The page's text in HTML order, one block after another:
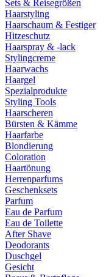
Sets & Reisegrößen
Haarstyling
Haarschaum & Festiger
Hitzeschutz
Haarspray & -lack
Stylingcreme
Haarwachs
Haargel
Spezialprodukte
Styling Tools
Haarscheren
Bürsten & Kämme
Haarfarbe
Blondierung
Coloration
Haartönung
Herrenparfums
Geschenksets
Parfum
Eau de Parfum
Eau de Toilette
After Shave
Deodorants
Duschgel
Gesicht